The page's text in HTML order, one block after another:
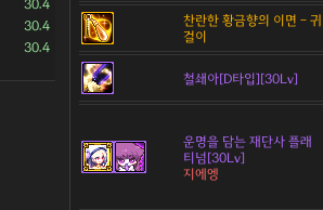
30.4
30.4
30.4
찬란한 황금향의 이면 - 귀
걸이
철쇄아[D타입][30Lv]
운명을 담는 재단사 플래
티넘[30Lv]
지에엥